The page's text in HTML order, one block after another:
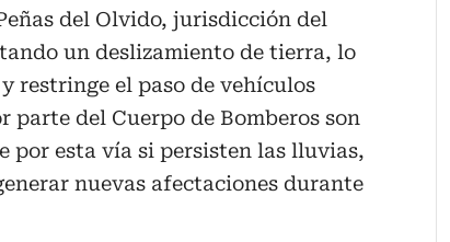
del Olvido, jurisdicción del
un deslizamiento de tierra, lo
restringe el paso de vehículos
parte del Cuerpo de Bomberos son
por esta vía si persisten las lluvias,
nuevas afectaciones durante